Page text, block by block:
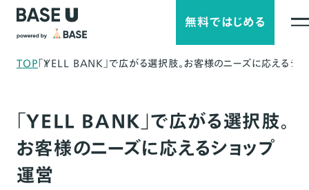
無料ではじめる
TOP「YELL BANK」で広がる選択肢。お客様のニーズに応えるシ
「YELL BANK」で広がる選択肢。
お客様のニーズに応えるショップ
運営